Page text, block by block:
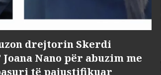
drejtorin Skerdi
Joana Nano për abuzim me
të pajustifikuar